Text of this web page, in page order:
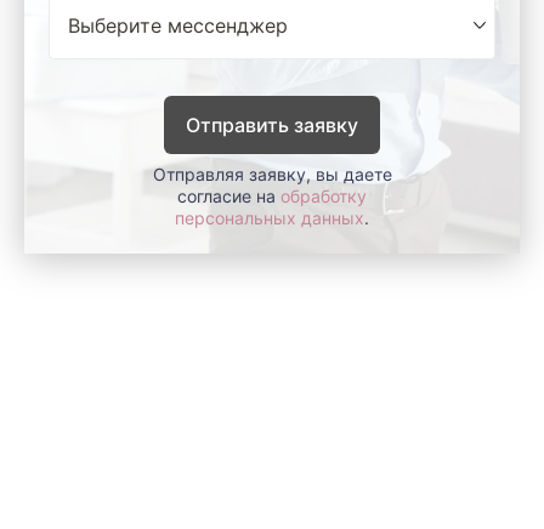
Отправить заявку
Отправляя заявку, вы даете
согласие на обработку
персональных данных.